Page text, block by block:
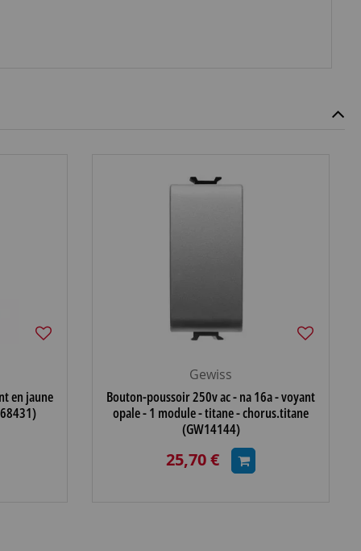
en jaune
Gewiss
Bouton-poussoir 250v ac - na 16a - voyant
opale - 1 module - titane - chorus.titane
(GW14144)
25,70 €